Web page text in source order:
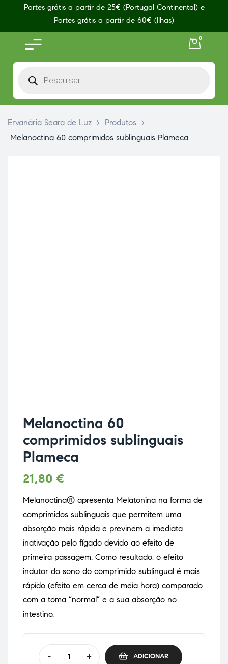
Portes grátis a partir de 25€ (Portugal Continental) e
Portes grátis a partir de 60€ (Ilhas)
0
Ervanária Seara de Luz > Produtos
>
Melanoctina 60 comprimidos sublinguais Plameca
Melanoctina 60
comprimidos sublinguais
Plameca
21,80 €
Melanoctina® apresenta Melatonina na forma de
comprimidos sublinguais que permitem uma
absorção mais rápida e previnem a imediata
inativação pelo fígado devido ao efeito de
primeira passagem. Como resultado, o efeito
indutor do sono do comprimido sublingual é mais
rápido (efeito em cerca de meia hora) comparado
com a toma “normal” e a sua absorção no
intestino.
- + ADICIONAR